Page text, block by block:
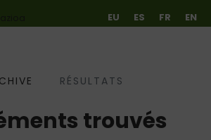
contenido
EU ES FR EN
RÉSULTATS
trouvés